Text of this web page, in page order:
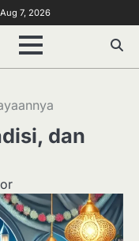
7, 2026
dan